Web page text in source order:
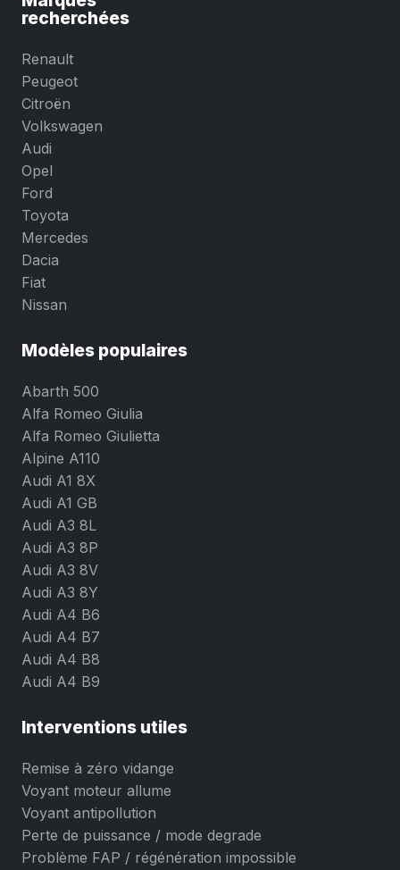
recherchées
Renault
Peugeot
Citroën
Volkswagen
Audi
Opel
Ford
Toyota
Mercedes
Dacia
Fiat
Nissan
Modèles populaires
Abarth 500
Alfa Romeo Giulia
Alfa Romeo Giulietta
Alpine A110
Audi A1 8X
Audi A1 GB
Audi A3 8L
Audi A3 8P
Audi A3 8V
Audi A3 8Y
Audi A4 B6
Audi A4 B7
Audi A4 B8
Audi A4 B9
Interventions utiles
Remise à zéro vidange
Voyant moteur allume
Voyant antipollution
Perte de puissance / mode degrade
Problème FAP / régénération impossible